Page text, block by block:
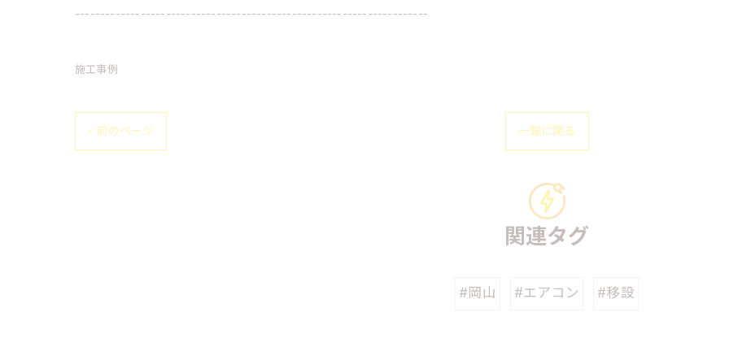
----------------------------------------------------------------------
施工事例
< 前のページ 一覧に戻る
関連タグ
#岡山 #エアコン #移設